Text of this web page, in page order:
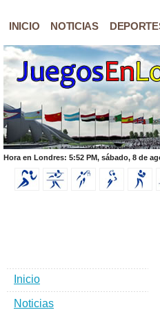
INICIO NOTICIAS
Hora en Londres: 5:52 PM, sábado, 8 de
Inicio
Noticias